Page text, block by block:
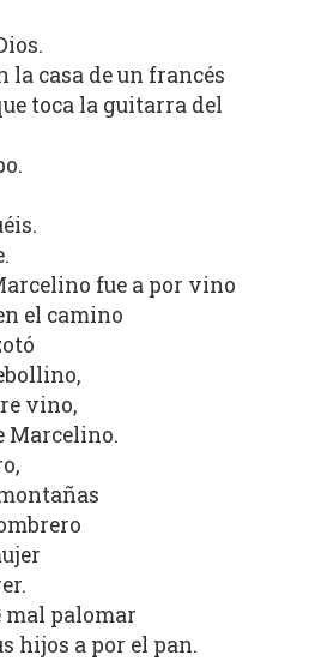
la casa de un francés
toca la guitarra del
fue a por vino
el camino
vino,
Marcelino.
mal palomar
hijos a por el pan.